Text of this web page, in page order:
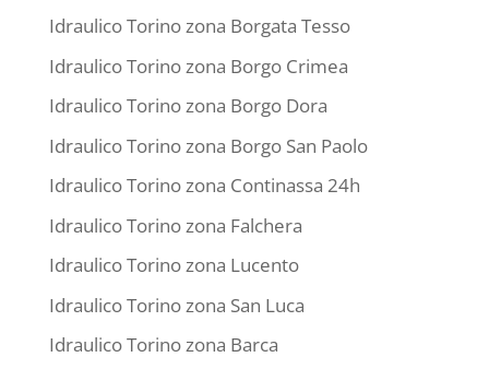
Idraulico Torino zona Borgata Tesso
Idraulico Torino zona Borgo Crimea
Idraulico Torino zona Borgo Dora
Idraulico Torino zona Borgo San Paolo
Idraulico Torino zona Continassa 24h
Idraulico Torino zona Falchera
Idraulico Torino zona Lucento
Idraulico Torino zona San Luca
Idraulico Torino zona Barca